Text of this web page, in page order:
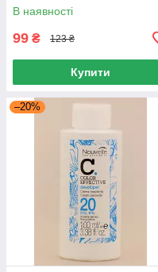
В наявності
99 ₴ 123 ₴
Купити
–20%